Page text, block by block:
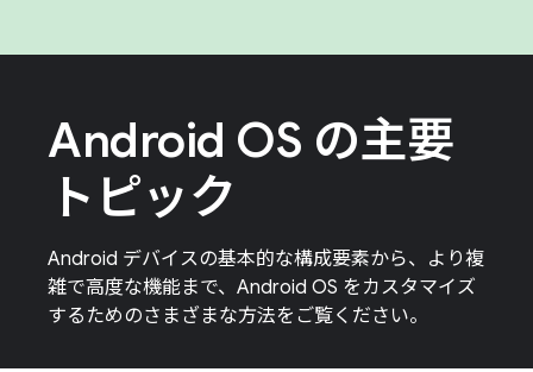
Android OS の主要
トピック
Android デバイスの基本的な構成要素から、より複
雑で高度な機能まで、Android OS をカスタマイズ
するためのさまざまな方法をご覧ください。